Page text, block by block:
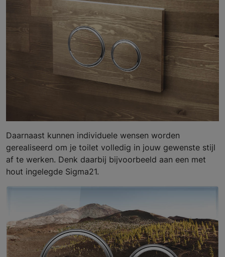
Daarnaast kunnen individuele wensen worden
gerealiseerd om je toilet volledig in jouw gewenste stijl
af te werken. Denk daarbij bijvoorbeeld aan een met
hout ingelegde Sigma21.